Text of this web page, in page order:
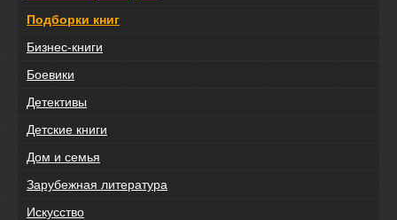
Подборки книг
Бизнес-книги
Боевики
Детективы
Детские книги
Дом и семья
Зарубежная литература
Искусство